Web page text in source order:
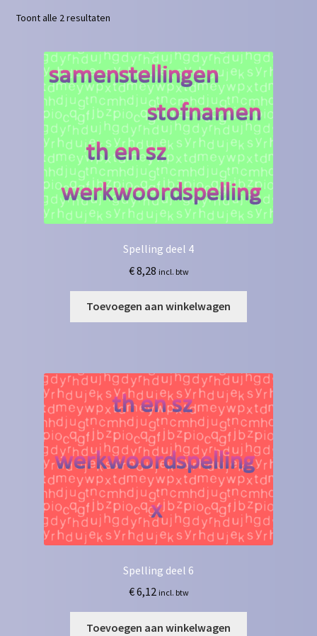
Contact
Homepagina
Mijn account
Privacy Policy
Winkelmand
Winkel
Toont alle 2 resultaten
Spelling deel 4
€8,28 incl. btw
Toevoegen aan winkelwagen
Spelling deel 6
€6,12 incl. btw
Toevoegen aan winkelwagen